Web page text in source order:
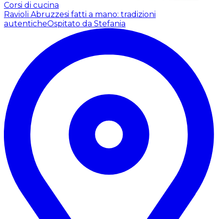
Corsi di cucina
Ravioli Abruzzesi fatti a mano: tradizioni
autenticheOspitato da Stefania